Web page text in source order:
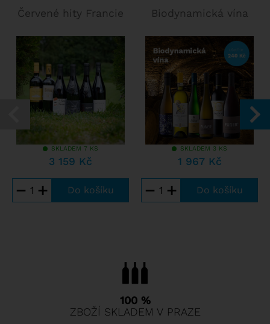
Červené hity Francie
SKLADEM 7 KS
3 159 Kč
− +
Biodynamická vína
SKLADEM 3 KS
1 967 Kč
− +
100 %
ZBOŽÍ SKLADEM V PRAZE